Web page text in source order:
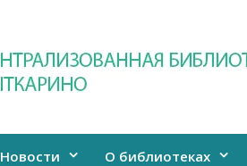
Новости О библиотеках